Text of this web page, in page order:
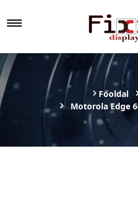
Főoldal
Motorola Edge